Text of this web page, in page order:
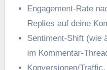
Engagement-Rate
Replies a‬uf d‬eine
Sentiment-Shift (wie
i‬m Kommentar-
Konversionen/